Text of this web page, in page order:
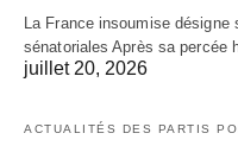
La France insoumise
sénatoriales Après sa percée
juillet 20, 2026
ACTUALITÉS DES PARTIS